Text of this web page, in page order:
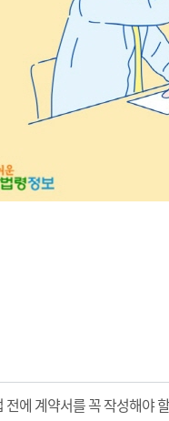
에 계약서를 꼭 작성해야